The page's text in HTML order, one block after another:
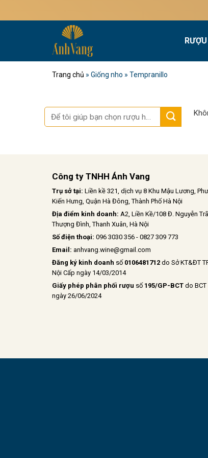
qua
Trang chủ » Giống nho » Tempranillo
Tìm
kiếm:
Công ty TNHH Ánh Vang
Trụ sở tại: Liền kề 321, dịch vụ 8 Khu Mậu Lương,
Kiến Hưng, Quận Hà Đông, Thành Phố Hà Nội
Địa điểm kinh doanh: A2, Liền Kề/108 Đ. Nguyễn
Thượng Đình, Thanh Xuân, Hà Nội
Số điện thoại: 096 3030 356 - 0827 309 773
Email: anhvang.wine@gmail.com
Đăng ký kinh doanh số 0106481712 do Sở KT&ĐT
Nội Cấp ngày 14/03/2014
Giấy phép phân phối rượu số 195/GP-BCT do BCT
ngày 26/06/2024